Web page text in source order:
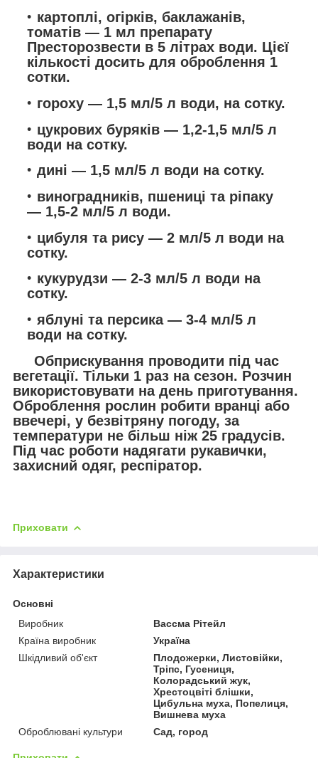
картоплі, огірків, баклажанів,
томатів — 1 мл препарату
Престорозвести в 5 літрах води. Цієї
кількості досить для оброблення 1
сотки.
гороху — 1,5 мл/5 л води, на сотку.
цукрових буряків — 1,2-1,5 мл/5 л
води на сотку.
дині — 1,5 мл/5 л води на сотку.
виноградників, пшениці та ріпаку
— 1,5-2 мл/5 л води.
цибуля та рису — 2 мл/5 л води на
сотку.
кукурудзи — 2-3 мл/5 л води на
сотку.
яблуні та персика — 3-4 мл/5 л
води на сотку.
Обприскування проводити під час
вегетації. Тільки 1 раз на сезон. Розчин
використовувати на день приготування.
Оброблення рослин робити вранці або
ввечері, у безвітряну погоду, за
температури не більш ніж 25 градусів.
Під час роботи надягати рукавички,
захисний одяг, респіратор.
Приховати
Характеристики
Основні
Виробник
Вассма Рітейл
Країна виробник
Україна
Шкідливий об'єкт
Плодожерки, Листовійки,
Тріпс, Гусениця,
Колорадський жук,
Хрестоцвіті блішки,
Цибульна муха, Попелиця,
Вишнева муха
Оброблювані культури
Сад, город